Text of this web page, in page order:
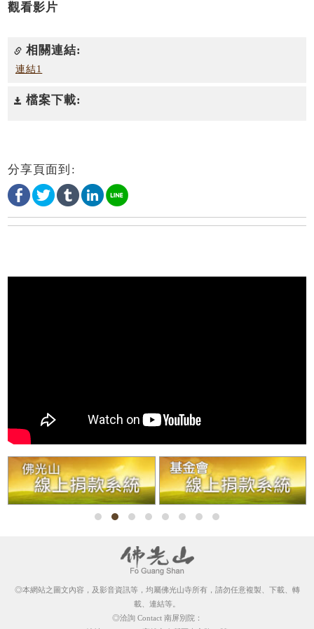
觀看影片
相關連結:
連結1
檔案下載:
分享頁面到:
◎本網站之圖文內容，及影音資訊等，均屬佛光山寺所有，請勿任意複製、下載、轉
載、連結等。
◎洽詢 Contact 南屏別院：